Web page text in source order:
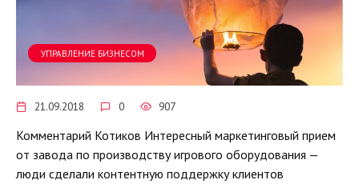
УПРАВЛЕНИЕ БИЗНЕСОМ
21.09.2018 0 907
Комментарий Котиков Интересный маркетинговый прием
от завода по производству игрового оборудования —
люди сделали контентную поддержку клиентов